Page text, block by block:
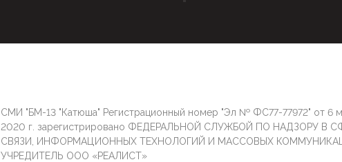
СМИ "БМ-13 "Катюша" Регистрационный номер "Эл № ФС77-77972" от 6
2020 г. зарегистрировано ФЕДЕРАЛЬНОЙ СЛУЖБОЙ ПО НАДЗОРУ В
СВЯЗИ, ИНФОРМАЦИОННЫХ ТЕХНОЛОГИЙ И МАССОВЫХ
УЧРЕДИТЕЛЬ ООО «РЕАЛИСТ»